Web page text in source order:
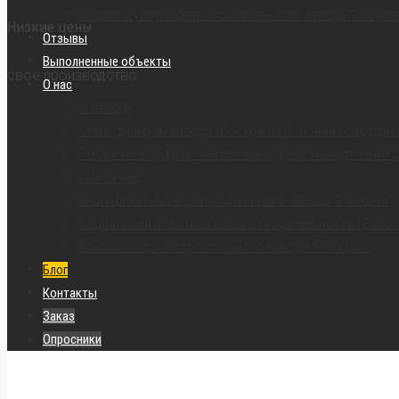
Низкие цены
свое производство
Отзывы
Выполненные объекты
О нас
Блог
Контакты
Заказ
Опросники